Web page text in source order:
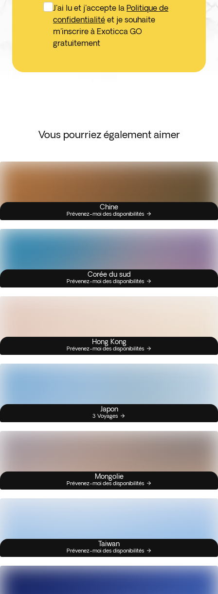
J'ai lu et j'accepte la Politique de
confidentialité et je souhaite
m'inscrire à Exoticca GO
gratuitement
Vous pourriez également aimer
Chine
Prévenez-moi des disponibilités
Corée du sud
Prévenez-moi des disponibilités
Hong Kong
Prévenez-moi des disponibilités
Japon
3 Voyages
Mongolie
Prévenez-moi des disponibilités
Taiwan
Prévenez-moi des disponibilités